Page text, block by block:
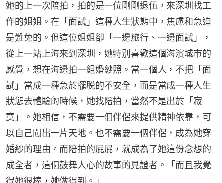
她的上一次陪拍，拍的是一位剛剛退伍，來深圳找工
作的姐姐。在「面試」這種人生狀態中，焦慮和急迫
是難免的。但這位姐姐卻「一邊旅行、一邊面試」，
從上一站上海來到深圳，她特別喜歡這個海濱城市的
感覺，想在海邊拍一組婚紗照。當一個人，不把「面
試」當成一種急於擺脱的不安全，而是當成一種人生
狀態去體驗的時候，她找陪拍，當然不是出於「寂
寞」。她相信，不需要一個伴侶來提供精神依靠，可
以自己闖出一片天地。也不需要一個伴侶，成為她穿
婚紗的理由。而陪拍的屁屁，就成為了她這份念想的
成全者，這個鼓舞人心的故事的見證者。「而且我覺
得她很棒，她做得到。」